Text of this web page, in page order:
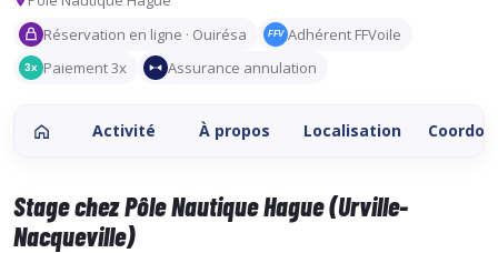
Réservation en ligne · Ouirésa
FFV Adhérent FFVoile
3x Paiement 3x Assurance annulation
Activité À propos Localisation
Stage chez Pôle Nautique Hague (Urville-
Nacqueville)